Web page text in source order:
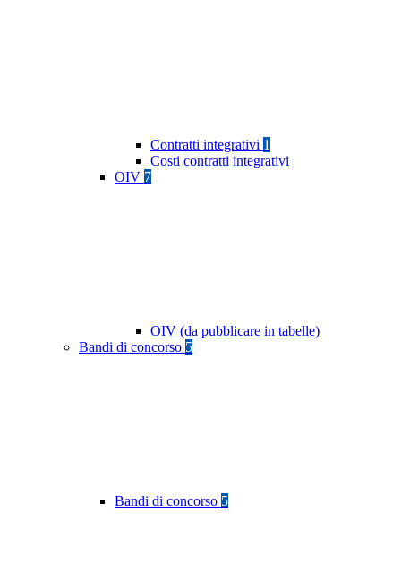
Contratti integrativi 1
Costi contratti integrativi
OIV 7
OIV (da pubblicare in tabelle)
Bandi di concorso 5
Bandi di concorso 5